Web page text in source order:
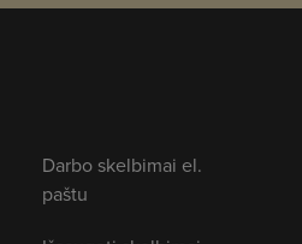
Darbo skelbimai el.
paštu